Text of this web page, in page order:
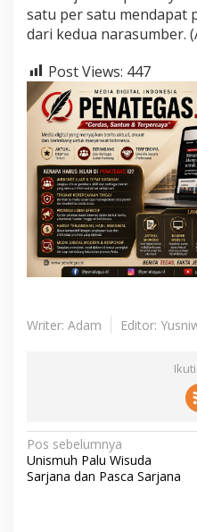
satu per satu mendapat
dari kedua narasumber.
Post Views: 447
Writer: Adam Editor:
N
a
Pos sebelumnya
Unismuh Palu Wisuda
Sarjana dan Pasca Sarjana